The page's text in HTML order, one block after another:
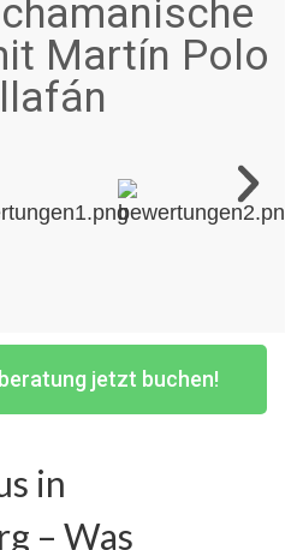
Martín Polo
jetzt buchen!
in
– Was